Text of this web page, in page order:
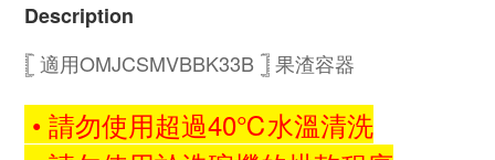
Description
𓊈 適用OMJCSMVBBK33B 𓊉果渣容器
• 請勿使用超過40℃水溫清洗